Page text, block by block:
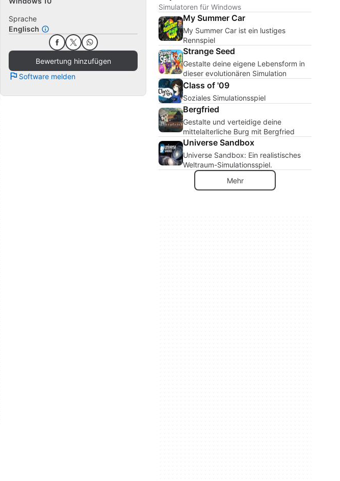
Sprache
Englisch
Bewertung hinzufügen
Software melden
Simulatoren für Windows
My Summer Car
My Summer Car ist ein lustiges
Rennspiel
Strange Seed
Gestalte deine eigene Lebensform in
dieser evolutionären Simulation
Class of '09
Soziales Simulationsspiel
Bergfried
Gestalte und verteidige deine
mittelalterliche Burg mit Bergfried
Universe Sandbox
Universe Sandbox: Ein realistisches
Weltraum-Simulationsspiel.
Mehr